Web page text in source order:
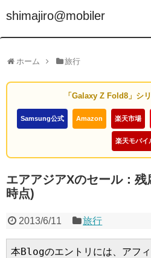
shimajiro@mobiler
ホーム 旅行
「Galaxy Z Fold8」シ
Samsung公式 Amazon 楽天市場
楽天モバイ
エアアジアXのセール：
時点)
2013/6/11 旅行
本Blogのエントリには、アフ